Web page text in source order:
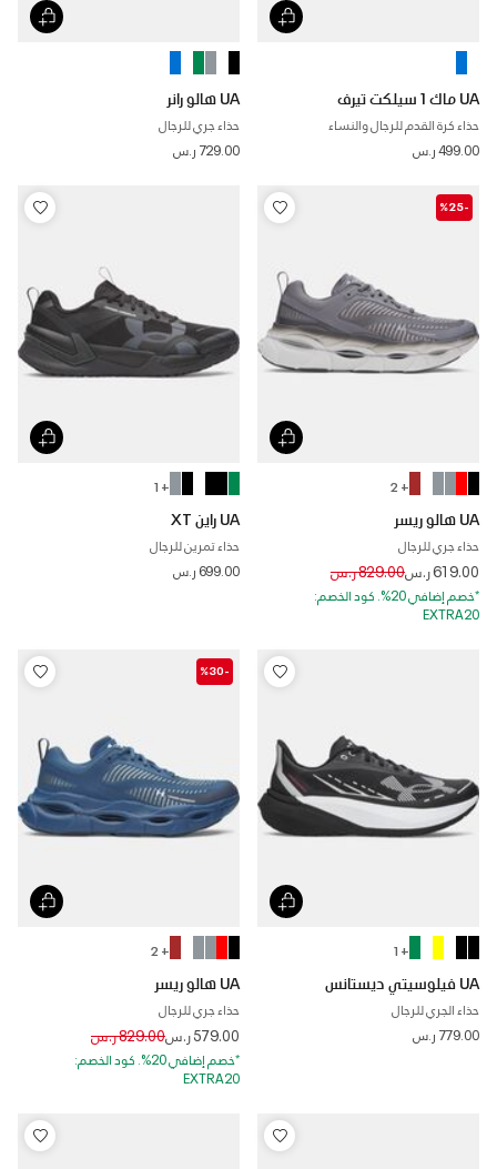
UA ماك 1 سيلكت تيرف
حذاء كرة القدم للرجال والنساء
499.00 ر.س
UA هالو رانر
حذاء جري للرجال
729.00 ر.س
-%25
+ 2
UA هالو ريسر
حذاء جري للرجال
619.00 ر.س Price reduced from
829.00 ر.س to
*خصم إضافي 20%. كود الخصم:
EXTRA20
+ 1
UA راين XT
حذاء تمرين للرجال
699.00 ر.س
+ 1
UA فيلوسيتي ديستانس
حذاء الجري للرجال
779.00 ر.س
-%30
+ 2
UA هالو ريسر
حذاء جري للرجال
579.00 ر.س Price reduced from
829.00 ر.س to
*خصم إضافي 20%. كود الخصم:
EXTRA20